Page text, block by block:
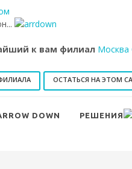
к вам филиал Москва
ОСТАТЬСЯ НА ЭТОМ
РЕШЕНИЯ